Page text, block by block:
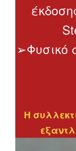
➢Φυσικό
Η